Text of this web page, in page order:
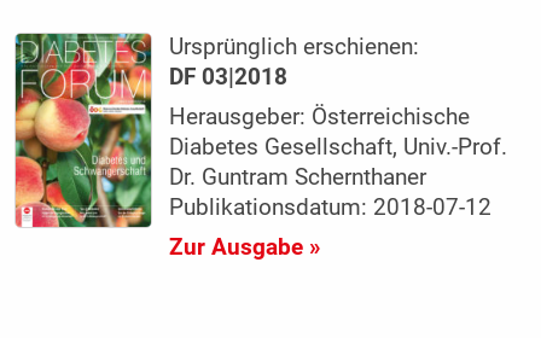
Ursprünglich erschienen:
DF 03|2018
Herausgeber: Österreichische
Diabetes Gesellschaft, Univ.-Prof.
Dr. Guntram Schernthaner
Publikationsdatum: 2018-07-12
Zur Ausgabe »